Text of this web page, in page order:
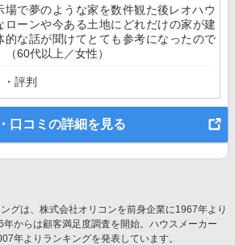
場で夢のような家を数件観た後レオハウ
ローンや今ある土地にどれだけの家が建
的な話が聞けてとても参考になったので
60代以上／女性）
評判
口コミの詳細を見る
グは、株式会社オリコンを前身企業に1967年より
年からは顧客満足度調査を開始。ハウスメーカー
年よりランキングを発表しています。